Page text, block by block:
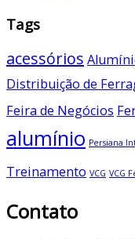
Tags
acessórios
Distribuição de
Feira de Negócios
alumínio Persiana
Treinamento VCG VCG
Contato